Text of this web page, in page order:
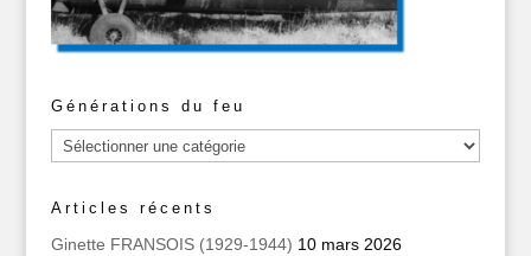
Générations du feu
Générations
du
Articles récents
Ginette FRANSOIS (1929-1944) 10 mars 2026